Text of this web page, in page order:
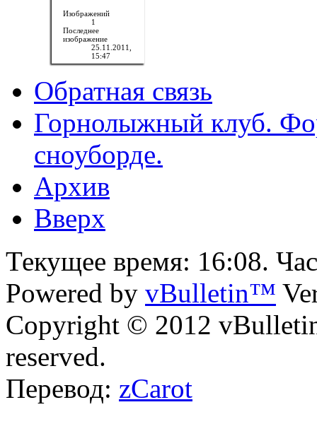
Изображений
1
Последнее
изображение
25.11.2011,
15:47
Обратная связь
Горнолыжный клуб.
сноуборде.
Архив
Вверх
Текущее время: 16:08.
Powered by vBulletin™
Copyright © 2012
reserved.
Перевод: zCarot